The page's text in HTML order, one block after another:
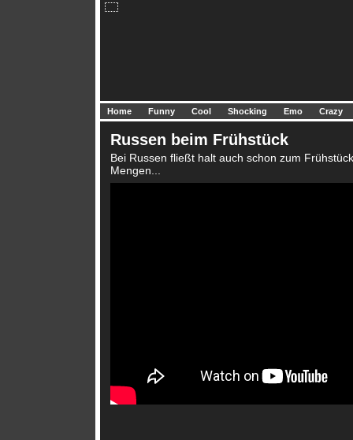
Home Funny Cool Shocking Emo Crazy
Russen beim Frühstück
Bei Russen fließt halt auch schon zum
Mengen...